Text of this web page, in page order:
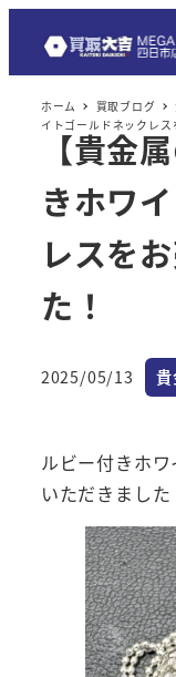
ホーム 買取ブログ
イトゴールドネックレス
【貴金
きホワ
レスを
た！
投稿日
2025/05/13 カ
貴
ルビー付きホ
いただきました